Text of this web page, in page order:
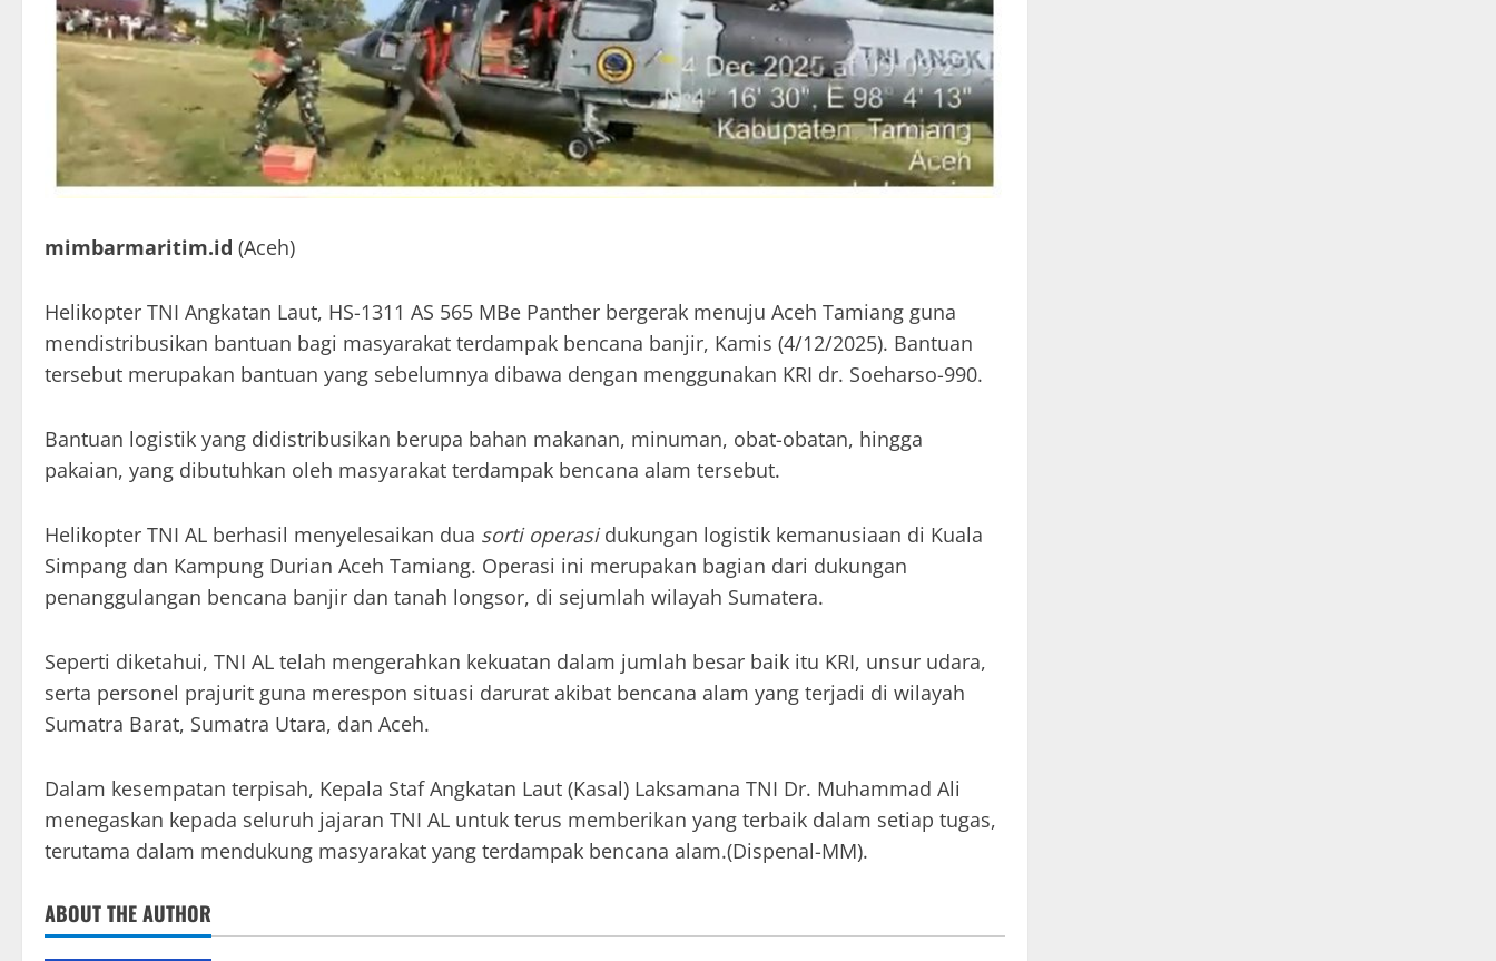
mimbarmaritim.id (Aceh)
Helikopter TNI Angkatan Laut, HS-1311 AS 565 MBe Panther bergerak menuju Aceh Tamiang guna
mendistribusikan bantuan bagi masyarakat terdampak bencana banjir, Kamis (4/12/2025). Bantuan
tersebut merupakan bantuan yang sebelumnya dibawa dengan menggunakan KRI dr. Soeharso-990.
Bantuan logistik yang didistribusikan berupa bahan makanan, minuman, obat-obatan, hingga
pakaian, yang dibutuhkan oleh masyarakat terdampak bencana alam tersebut.
Helikopter TNI AL berhasil menyelesaikan dua sorti operasidukungan logistik kemanusiaan di Kuala
Simpang dan Kampung Durian Aceh Tamiang. Operasi ini merupakan bagian dari dukungan
penanggulangan bencana banjir dan tanah longsor, di sejumlah wilayah Sumatera.
Seperti diketahui, TNI AL telah mengerahkan kekuatan dalam jumlah besar baik itu KRI, unsur udara,
serta personel prajurit guna merespon situasi darurat akibat bencana alam yang terjadi di wilayah
Sumatra Barat, Sumatra Utara, dan Aceh.
Dalam kesempatan terpisah, Kepala Staf Angkatan Laut (Kasal) Laksamana TNI Dr. Muhammad Ali
menegaskan kepada seluruh jajaran TNI AL untuk terus memberikan yang terbaik dalam setiap tugas,
terutama dalam mendukung masyarakat yang terdampak bencana alam.(Dispenal-MM).
ABOUT THE AUTHOR